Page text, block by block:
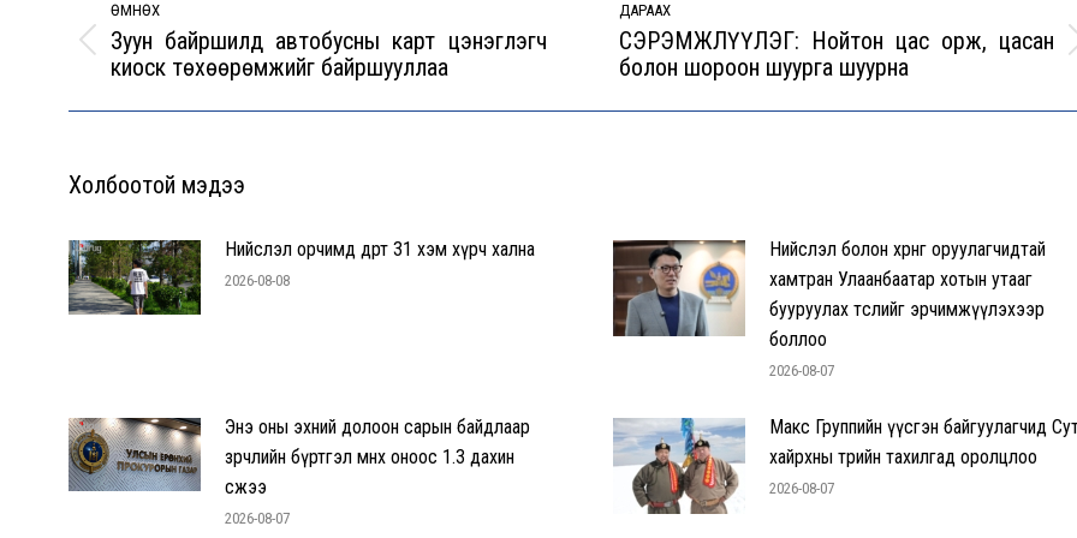
navigation
ӨМНӨХ
Previous
Зуун байршилд автобусны карт цэнэглэгч
киоск төхөөрөмжийг байршууллаа
ДАРААХ
Next
СЭРЭМЖЛҮҮЛЭГ: Нойтон цас орж, цасан
болон шороон шуурга шуурна
Холбоотой мэдээ
Нийслэл орчимд өдөртөө 31 хэм хүрч хална
2026-08-08
Нийслэл болон хөрөнгө оруулагчидтай
хамтран Улаанбаатар хотын утааг
бууруулах төслийг эрчимжүүлэхээр
боллоо
2026-08-07
Энэ оны эхний долоон сарын байдлаар
зөрчлийн бүртгэл өмнөх оноос 1.3 дахин
өсжээ
2026-08-07
Макс Группийн үүсгэн байгуулагчид
хайрхны төрийн тахилгад оролцлоо
2026-08-07